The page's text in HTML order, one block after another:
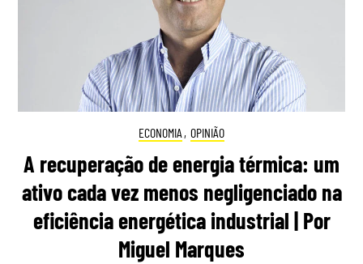
ECONOMIA , OPINIÃO
A recuperação de energia térmica: um
ativo cada vez menos negligenciado na
eficiência energética industrial | Por
Miguel Marques